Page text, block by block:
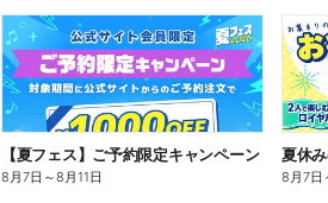
【夏フェス】ご予約限定キャンペーン
8月7日 ～8月11日 8月7日